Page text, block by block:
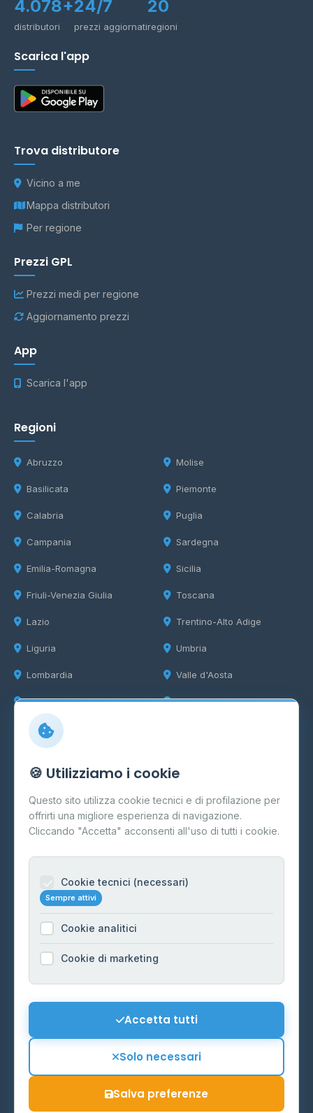
4.078+
distributori
24/7
prezzi aggiornati
20
regioni
Scarica l'app
Trova distributore
Vicino a me
Mappa distributori
Per regione
Prezzi GPL
Prezzi medi per regione
Aggiornamento prezzi
App
Scarica l'app
Regioni
Abruzzo
Basilicata
Calabria
Campania
Emilia-Romagna
Friuli-Venezia Giulia
Lazio
Liguria
Lombardia
Marche
Molise
Piemonte
Puglia
Sardegna
Sicilia
Toscana
Trentino-Alto Adige
Umbria
Valle d'Aosta
Veneto
Info
Cos'è il GPL
FAQ
Contatti
Informazioni legali
Cookie Policy
Preferenze Cookie
Mappa del sito
🍪 Utilizziamo i cookie
Questo sito utilizza cookie tecnici e di profilazione per
offrirti una migliore esperienza di navigazione.
Cliccando "Accetta" acconsenti all'uso di tutti i cookie.
Cookie tecnici (necessari)
Sempre attivi
Cookie analitici
Cookie di marketing
Accetta tutti
Solo necessari
Salva preferenze